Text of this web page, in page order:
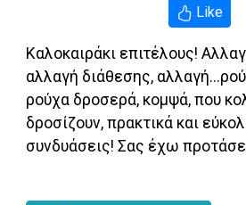
Like
Καλοκαιράκι επιτέλους!
αλλαγή διάθεσης,
ρούχα δροσερά, κομψά, που
δροσίζουν, πρακτικά και
συνδυάσεις! Σας έχω